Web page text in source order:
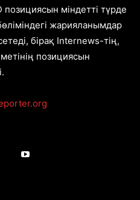
міндетті түрде
жарияланымдар
бірақ Internews-тің,
позициясын